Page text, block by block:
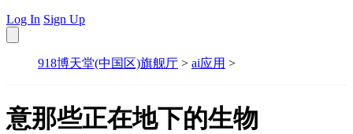
Log In Sign Up
918博天堂(中国区)旗舰厅 > ai应用 >
意那些正在地下的生物